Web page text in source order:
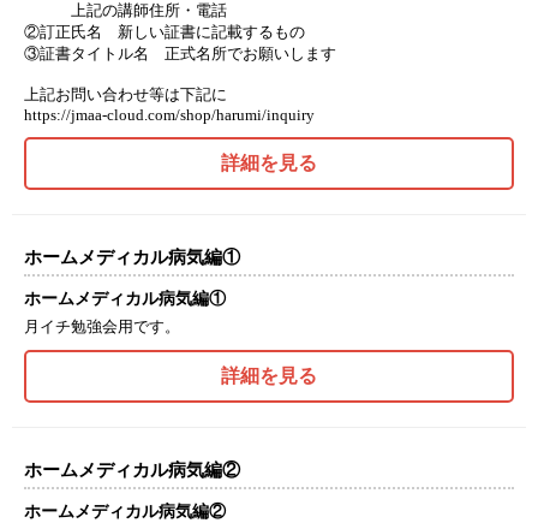
上記の講師住所・電話
②訂正氏名 新しい証書に記載するもの
③証書タイトル名 正式名所でお願いします
上記お問い合わせ等は下記に
https://jmaa-cloud.com/shop/harumi/inquiry
詳細を見る
ホームメディカル病気編①
ホームメディカル病気編①
月イチ勉強会用です。
詳細を見る
ホームメディカル病気編②
ホームメディカル病気編②